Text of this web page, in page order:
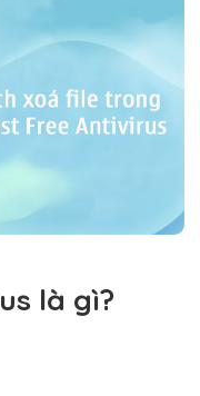
là gì?